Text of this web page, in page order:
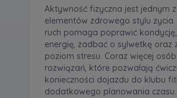
Aktywność fizyczna jest jednym z
elementów zdrowego stylu życia.
ruch pomaga poprawić
energię, zadbać o sylwetkę oraz
poziom stresu. Coraz więcej
rozwiązań, które pozwalają
konieczności dojazdu do klubu
dodatkowego planowania czasu.